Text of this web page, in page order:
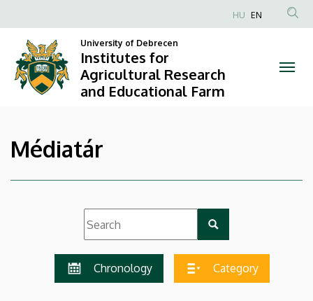
Institutes
for
Agricultural
and
Educational
to
content
Anonim
fiók
menüje
HU EN
University of Debrecen
Institutes for
Agricultural Research
and Educational Farm
Médiatár
Chronology Category